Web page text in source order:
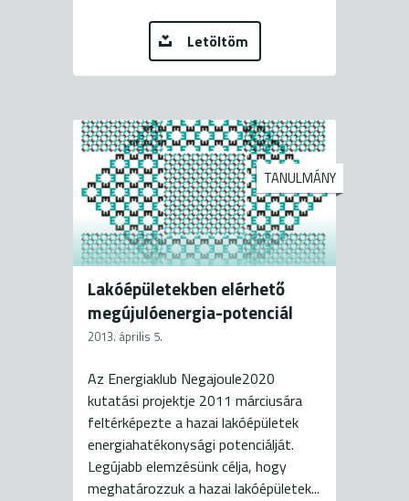
Letöltöm
TANULMÁNY
Lakóépületekben elérhető
megújulóenergia-potenciál
2013. április 5.
Az Energiaklub Negajoule2020
kutatási projektje 2011 márciusára
feltérképezte a hazai lakóépületek
energiahatékonysági potenciálját.
Legújabb elemzésünk célja, hogy
meghatározzuk a hazai lakóépületek...